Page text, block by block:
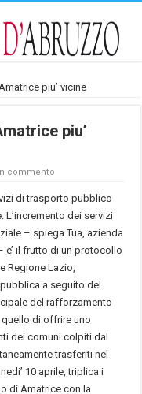
piu’ vicine
piu’
commento
di trasporto pubblico
L’incremento dei servizi
– spiega Tua, azienda
il frutto di un protocollo
Regione Lazio,
a seguito del
del rafforzamento
quello di offrire uno
dei comuni colpiti dal
trasferiti nel
10 aprile, triplica i
di Amatrice con la